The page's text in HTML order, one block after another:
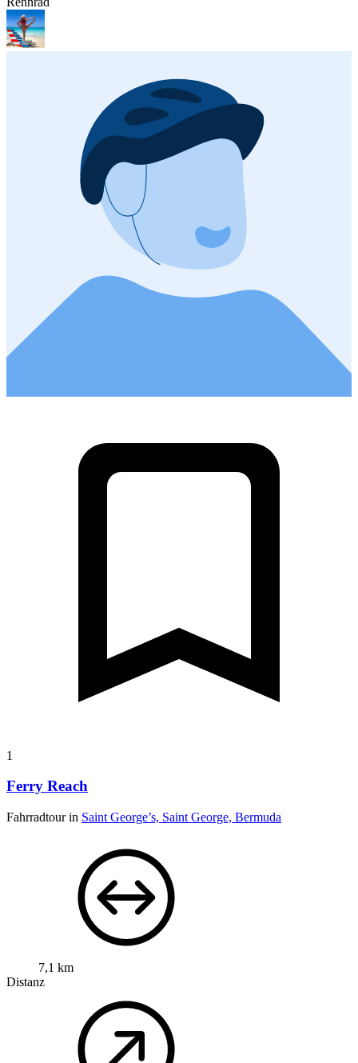
1
Ferry Reach
Fahrradtour in Saint George’s, Saint George, Bermuda
7,1 km
Distanz